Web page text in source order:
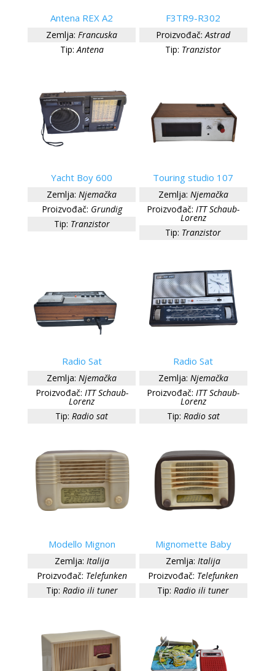
Antena REX A2
Zemlja: Francuska
Tip: Antena
F3TR9-R302
Proizvođač: Astrad
Tip: Tranzistor
Yacht Boy 600
Zemlja: Njemačka
Proizvođač: Grundig
Tip: Tranzistor
Touring studio 107
Zemlja: Njemačka
Proizvođač: ITT Schaub-
Lorenz
Tip: Tranzistor
Radio Sat
Zemlja: Njemačka
Proizvođač: ITT Schaub-
Lorenz
Tip: Radio sat
Radio Sat
Zemlja: Njemačka
Proizvođač: ITT Schaub-
Lorenz
Tip: Radio sat
Modello Mignon
Zemlja: Italija
Proizvođač: Telefunken
Tip: Radio ili tuner
Mignomette Baby
Zemlja: Italija
Proizvođač: Telefunken
Tip: Radio ili tuner